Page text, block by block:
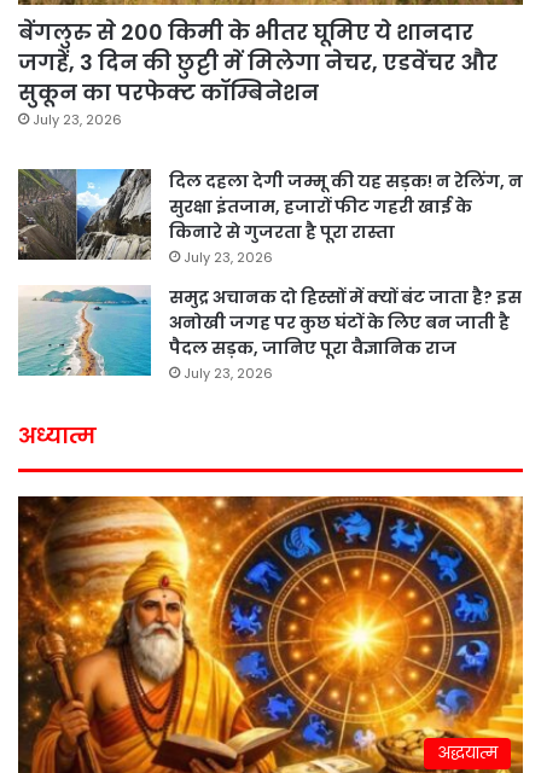
बेंगलुरु से 200 किमी के भीतर घूमिए ये शानदार
जगहें, 3 दिन की छुट्टी में मिलेगा नेचर, एडवेंचर और
सुकून का परफेक्ट कॉम्बिनेशन
July 23, 2026
दिल दहला देगी जम्मू की यह सड़क! न रेलिंग, न
सुरक्षा इंतजाम, हजारों फीट गहरी खाई के
किनारे से गुजरता है पूरा रास्ता
July 23, 2026
समुद्र अचानक दो हिस्सों में क्यों बंट जाता है? इस
अनोखी जगह पर कुछ घंटों के लिए बन जाती है
पैदल सड़क, जानिए पूरा वैज्ञानिक राज
July 23, 2026
अध्यात्म
अद्धयात्म